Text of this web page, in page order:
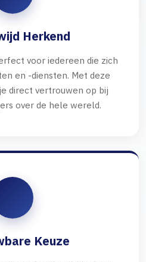
Herkend
voor iedereen die zich
en -diensten. Met deze
direct vertrouwen op bij
over de hele wereld.
Keuze